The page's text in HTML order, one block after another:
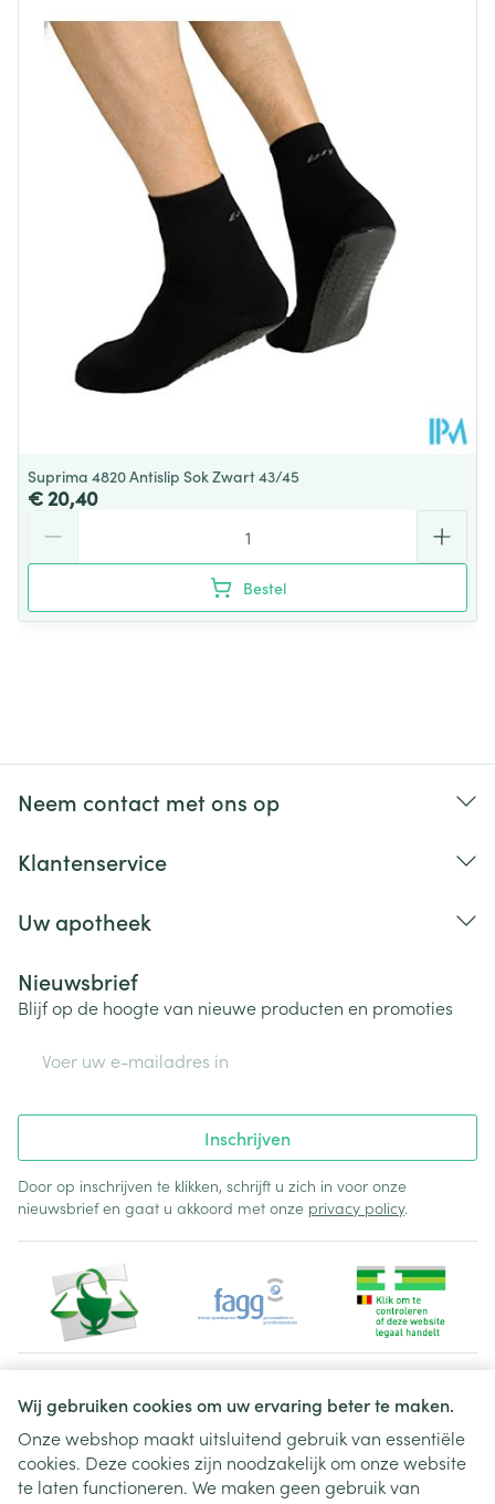
Wij gebruiken cookies om uw ervaring beter te maken.
Onze webshop maakt uitsluitend gebruik van essentiële
cookies. Deze cookies zijn noodzakelijk om onze website
te laten functioneren. We maken geen gebruik van
Lengte 260 mm
Diepte 5 mm
Kamertemperatuur (15°C - 25°C)
Suprima 4820 Antislip Sok Zwart 43/45
€ 20,40
Bestel
Neem contact met ons op
Klantenservice
Uw apotheek
Nieuwsbrief
Blijf op de hoogte van nieuwe producten en promoties
Inschrijven
Door op inschrijven te klikken, schrijft u zich in voor onze
nieuwsbrief en gaat u akkoord met onze privacy policy.
Juridische links